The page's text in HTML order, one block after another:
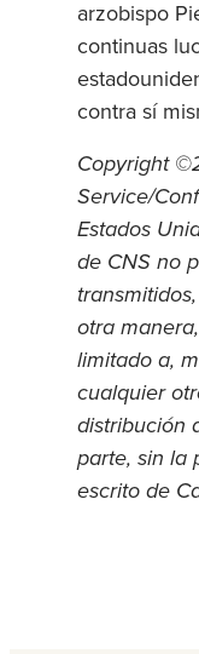
arzobispo
continuas
contra sí
Copyright
Service/
Estados
de CNS no
otra
limitado a,
cualquier
distribución
parte, sin la
escrito de